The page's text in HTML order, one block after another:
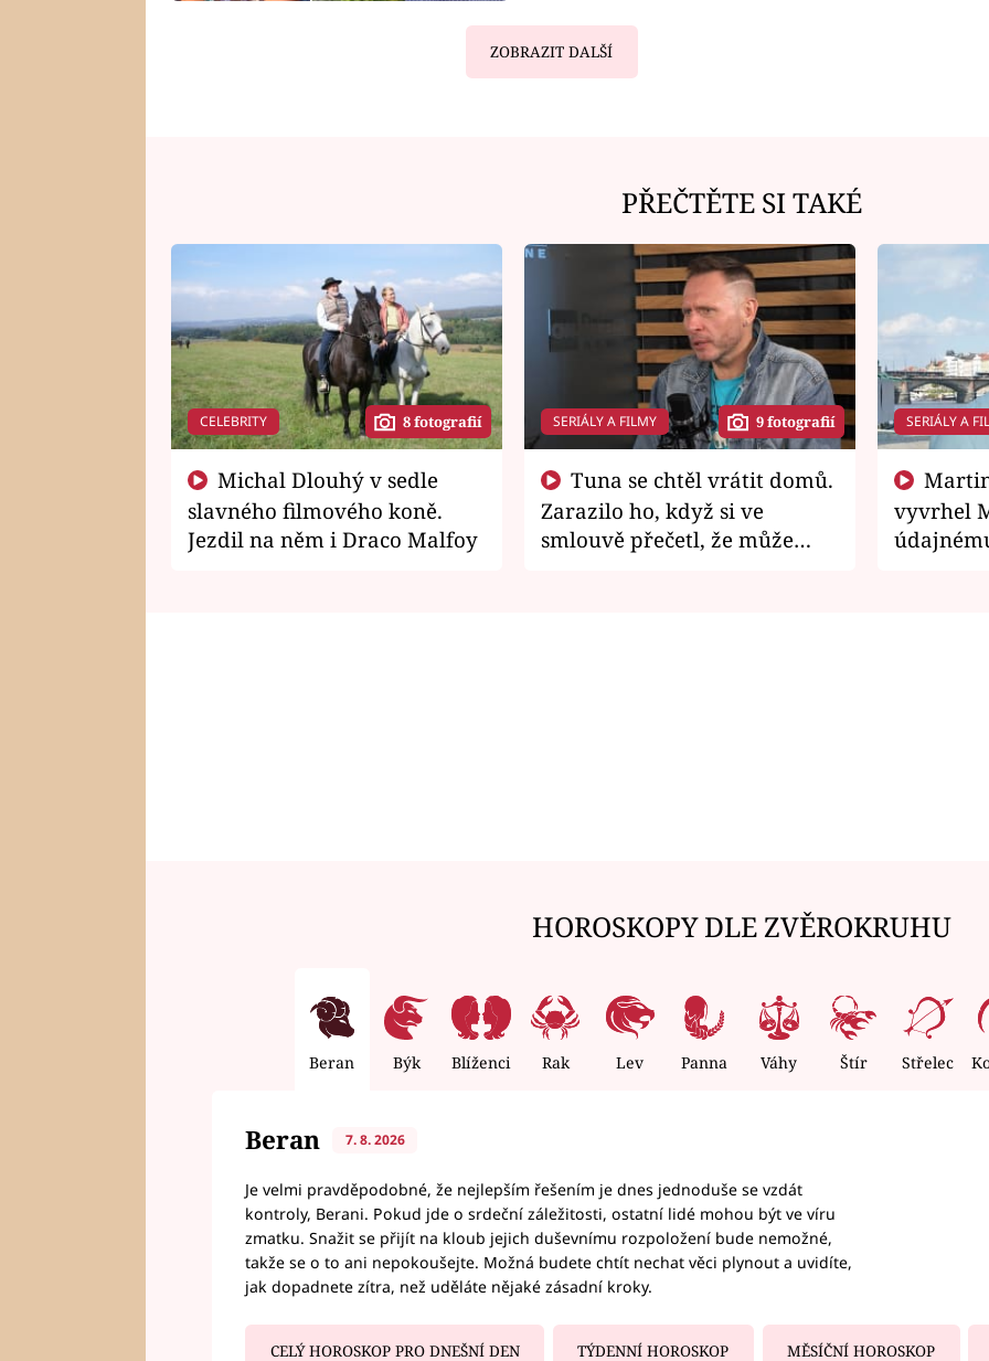
ZOBRAZIT DALŠÍ
PŘEČTĚTE SI TAKÉ
CELEBRITY 8 fotografií
slavného filmového koně.
Jezdil na něm i Draco Malfoy
SERIÁLY A FILMY 9 fotografií
Zarazilo ho, když si ve
smlouvě přečetl, že může
SERIÁLY A
vyvrhel
HOROSKOPY DLE ZVĚROKRUHU
Beran Býk Blíženci Rak Lev Panna Váhy Štír Střelec
Beran 7. 8. 2026
Je velmi pravděpodobné, že nejlepším řešením je dnes jednoduše se vzdát
kontroly, Berani. Pokud jde o srdeční záležitosti, ostatní lidé mohou být ve víru
zmatku. Snažit se přijít na kloub jejich duševnímu rozpoložení bude nemožné,
takže se o to ani nepokoušejte. Možná budete chtít nechat věci plynout a uvidíte,
jak dopadnete zítra, než uděláte nějaké zásadní kroky.
CELÝ HOROSKOP PRO DNEŠNÍ DEN TÝDENNÍ HOROSKOP MĚSÍČNÍ HOROSKOP